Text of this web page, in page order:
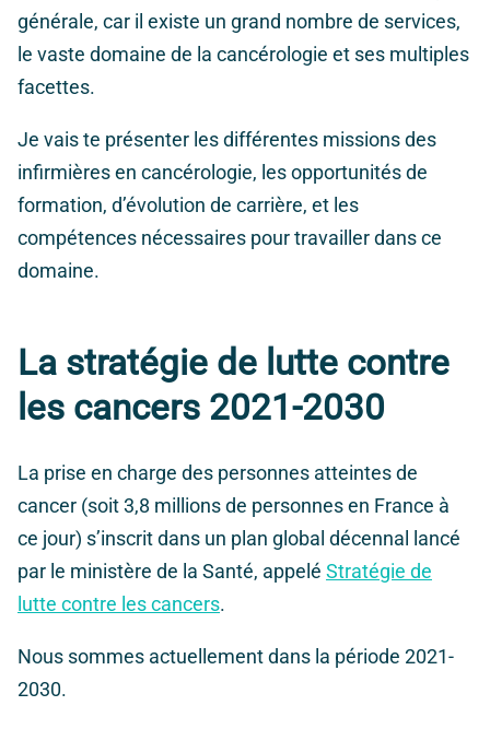
générale, car il existe un grand nombre de services,
le vaste domaine de la cancérologie et ses multiples
facettes.
Je vais te présenter les différentes missions des
infirmières en cancérologie, les opportunités de
formation, d’évolution de carrière, et les
compétences nécessaires pour travailler dans ce
domaine.
La stratégie de lutte contre
les cancers 2021-2030
La prise en charge des personnes atteintes de
cancer (soit 3,8 millions de personnes en France à
ce jour) s’inscrit dans un plan global décennal lancé
par le ministère de la Santé, appelé Stratégie de
lutte contre les cancers.
Nous sommes actuellement dans la période 2021-
2030.